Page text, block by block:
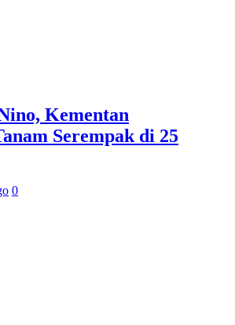
Kementan
Serempak di 25
0